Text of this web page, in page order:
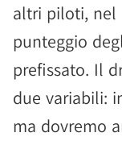
altri piloti, nel
punteggio
prefissato. Il
due variabili:
ma dovremo